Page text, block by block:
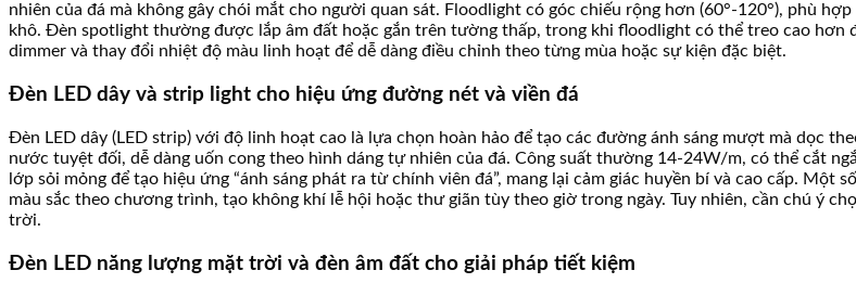
nhiên của đá mà không gây chói mắt cho người quan sát. Floodlight có góc chiếu rộng hơn (60°-120°), phù
khô. Đèn spotlight thường được lắp âm đất hoặc gắn trên tường thấp, trong khi floodlight có thể treo cao hơn
dimmer và thay đổi nhiệt độ màu linh hoạt để dễ dàng điều chỉnh theo từng mùa hoặc sự kiện đặc biệt.
Đèn LED dây và strip light cho hiệu ứng đường nét và viền đá
Đèn LED dây (LED strip) với độ linh hoạt cao là lựa chọn hoàn hảo để tạo các đường ánh sáng mượt mà dọc
nước tuyệt đối, dễ dàng uốn cong theo hình dáng tự nhiên của đá. Công suất thường 14-24W/m, có thể cắt
lớp sỏi mỏng để tạo hiệu ứng “ánh sáng phát ra từ chính viên đá”, mang lại cảm giác huyền bí và cao cấp. Một
màu sắc theo chương trình, tạo không khí lễ hội hoặc thư giãn tùy theo giờ trong ngày. Tuy nhiên, cần chú ý
trời.
Đèn LED năng lượng mặt trời và đèn âm đất cho giải pháp tiết kiệm